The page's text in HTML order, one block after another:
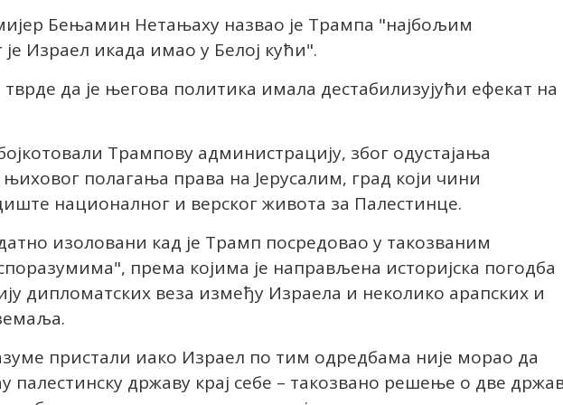
Бењамин Нетањаху назвао је Трампа "најбољим
Израел икада имао у Белој кући".
да је његова политика имала дестабилизујући ефекат на
Трампову администрацију, због одустајања
полагања права на Јерусалим, град који чини
националног и верског живота за Палестинце.
изоловани кад је Трамп посредовао у такозваним
према којима је направљена историјска погодба
дипломатских веза између Израела и неколико арапских и
пристали иако Израел по тим одредбама није морао да
палестинску државу крај себе – такозвано решење о две